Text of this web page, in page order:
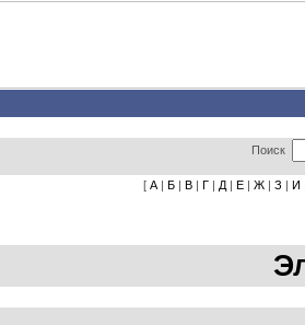
Поиск
[ А | Б | В | Г | Д | Е | Ж | З | И